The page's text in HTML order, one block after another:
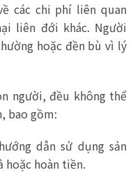
các chi phí liên quan
liên đới khác. Người
hoặc đền bù vì lý
người, đều không thể
bao gồm:
dẫn sử dụng sản
hoặc hoàn tiền.